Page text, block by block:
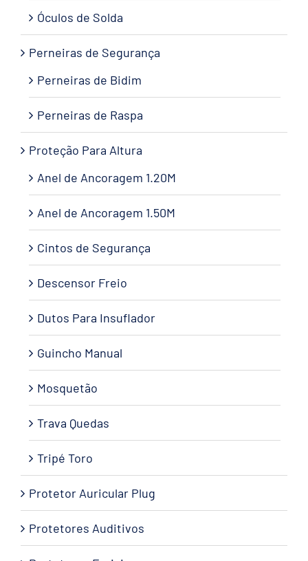
Óculos de Solda
Perneiras de Segurança
Perneiras de Bidim
Perneiras de Raspa
Proteção Para Altura
Anel de Ancoragem 1.20M
Anel de Ancoragem 1.50M
Cintos de Segurança
Descensor Freio
Dutos Para Insuflador
Guincho Manual
Mosquetão
Trava Quedas
Tripé Toro
Protetor Auricular Plug
Protetores Auditivos